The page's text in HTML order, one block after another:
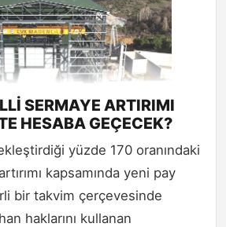
SERMAYE ARTIRIMI
HESABA GEÇECEK?
yüzde 170 oranındaki
kapsamında yeni pay
bir takvim çerçevesinde
haklarını kullanan